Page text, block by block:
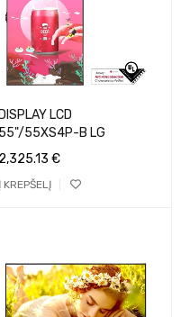
DISPLAY LCD
55"/55XS4P-B LG
2,325.13 €
Į KREPŠELĮ